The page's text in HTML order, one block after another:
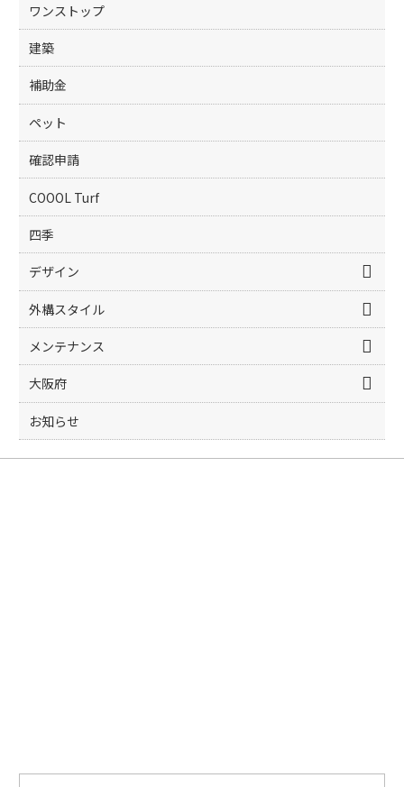
ワンストップ
建築
補助金
ペット
確認申請
COOOL Turf
四季
デザイン
外構スタイル
メンテナンス
大阪府
お知らせ